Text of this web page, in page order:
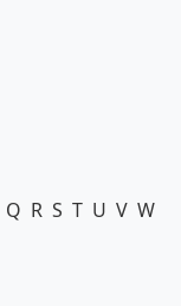
Q R S T U V W